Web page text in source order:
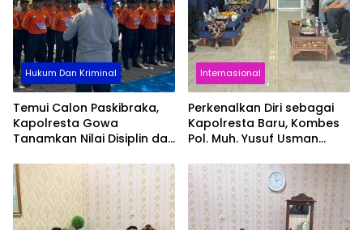
Hukum Dan Kriminal
Temui Calon Paskibraka,
Kapolresta Gowa
Tanamkan Nilai Disiplin dan
Internasional
Perkenalkan Diri sebagai
Kapolresta Baru, Kombes
Pol. Muh. Yusuf Usman
dengan DPC Demokrat
Gowa